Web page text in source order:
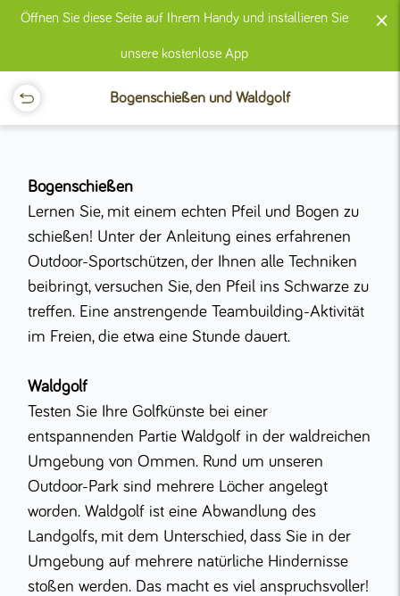
Öffnen Sie diese Seite auf Ihrem Handy und installieren Sie
unsere kostenlose App
×
Bogenschießen und Waldgolf
Bogenschießen
Lernen Sie, mit einem echten Pfeil und Bogen zu
schießen! Unter der Anleitung eines erfahrenen
Outdoor-Sportschützen, der Ihnen alle Techniken
beibringt, versuchen Sie, den Pfeil ins Schwarze zu
treffen. Eine anstrengende Teambuilding-Aktivität
im Freien, die etwa eine Stunde dauert.
Waldgolf
Testen Sie Ihre Golfkünste bei einer
entspannenden Partie Waldgolf in der waldreichen
Umgebung von Ommen. Rund um unseren
Outdoor-Park sind mehrere Löcher angelegt
worden. Waldgolf ist eine Abwandlung des
Landgolfs, mit dem Unterschied, dass Sie in der
Umgebung auf mehrere natürliche Hindernisse
stoßen werden. Das macht es viel anspruchsvoller!